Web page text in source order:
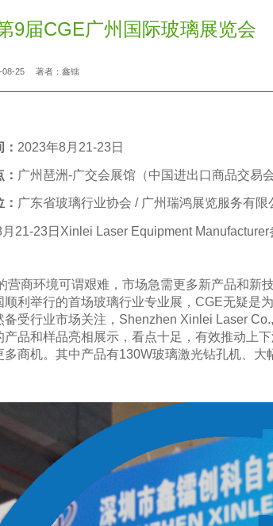
9届CGE广州国际玻璃展览会
08-25 著者：鑫镭
2023年8月21-23日
广州琶洲-广交会展馆（中国进出口商品交易
广东省玻璃行业协会 / 广州瑞鸿展览服务有限
21-23日Xinlei Laser Equipment Manufacturer
营商环境可谓艰难，市场急需更多新产品和新
顺利举行的首场玻璃行业专业展，CGE无疑是
备受行业市场关注，Shenzhen Xinlei Laser
产品和样品亮相展示，看点十足，有效推动上
多商机。其中产品有130W玻璃激光钻孔机、